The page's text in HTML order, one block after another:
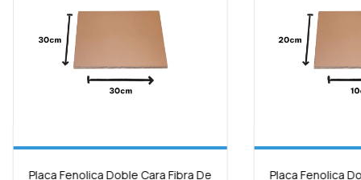
Placa Fenolica Doble Cara Fibra De
Placa Fenolica